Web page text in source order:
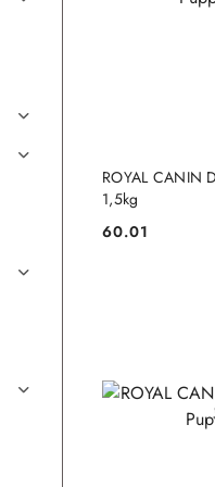
ROYAL CANIN
1,5kg
Cena:
60.01